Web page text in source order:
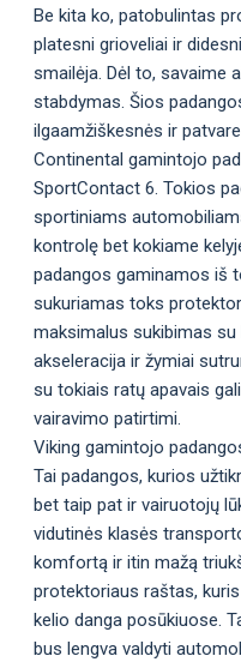
Be kita ko, patobulintas
platesni grioveliai ir
smailėja. Dėl to, savaime
stabdymas. Šios
ilgaamžiškesnės ir
Continental gamintojo
SportContact 6. Tokios
sportiniams
kontrolę bet kokiame
padangos gaminamos iš
sukuriamas toks
maksimalus sukibimas su
akseleracija ir žymiai
su tokiais ratų apavais
vairavimo patirtimi.
Viking gamintojo
Tai padangos, kurios
bet taip pat ir vairuotojų
vidutinės klasės
komfortą ir itin mažą
protektoriaus raštas,
kelio danga posūkiuose.
bus lengva valdyti